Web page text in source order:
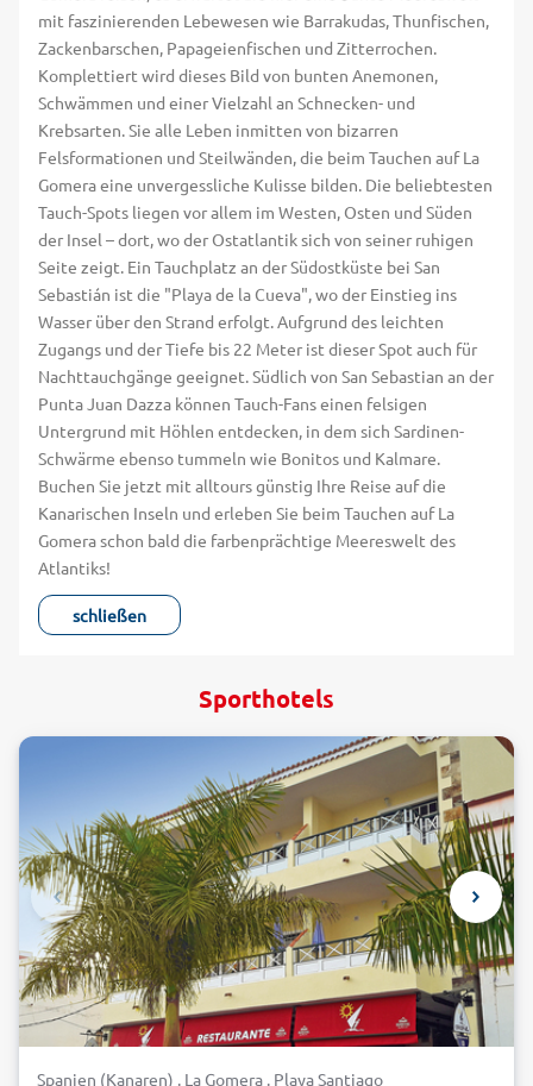
mit faszinierenden Lebewesen wie Barrakudas, Thunfischen,
Zackenbarschen, Papageienfischen und Zitterrochen.
Komplettiert wird dieses Bild von bunten Anemonen,
Schwämmen und einer Vielzahl an Schnecken- und
Krebsarten. Sie alle Leben inmitten von bizarren
Felsformationen und Steilwänden, die beim Tauchen auf La
Gomera eine unvergessliche Kulisse bilden. Die beliebtesten
Tauch-Spots liegen vor allem im Westen, Osten und Süden
der Insel – dort, wo der Ostatlantik sich von seiner ruhigen
Seite zeigt. Ein Tauchplatz an der Südostküste bei San
Sebastián ist die "Playa de la Cueva", wo der Einstieg ins
Wasser über den Strand erfolgt. Aufgrund des leichten
Zugangs und der Tiefe bis 22 Meter ist dieser Spot auch für
Nachttauchgänge geeignet. Südlich von San Sebastian an der
Punta Juan Dazza können Tauch-Fans einen felsigen
Untergrund mit Höhlen entdecken, in dem sich Sardinen-
Schwärme ebenso tummeln wie Bonitos und Kalmare.
Buchen Sie jetzt mit alltours günstig Ihre Reise auf die
Kanarischen Inseln und erleben Sie beim Tauchen auf La
Gomera schon bald die farbenprächtige Meereswelt des
Atlantiks!
schließen
Sporthotels
Spanien (Kanaren) . La Gomera . Playa Santiago